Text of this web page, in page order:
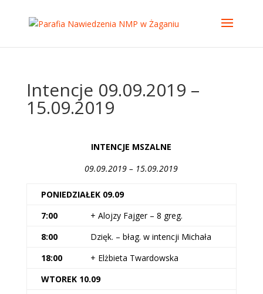
Intencje 09.09.2019 –
15.09.2019
INTENCJE MSZALNE
09.09.2019 – 15.09.2019
PONIEDZIAŁEK 09.09
7:00
+ Alojzy Fajger – 8 greg.
8:00
Dzięk. – błag. w intencji Michała
18:00
+ Elżbieta Twardowska
WTOREK 10.09